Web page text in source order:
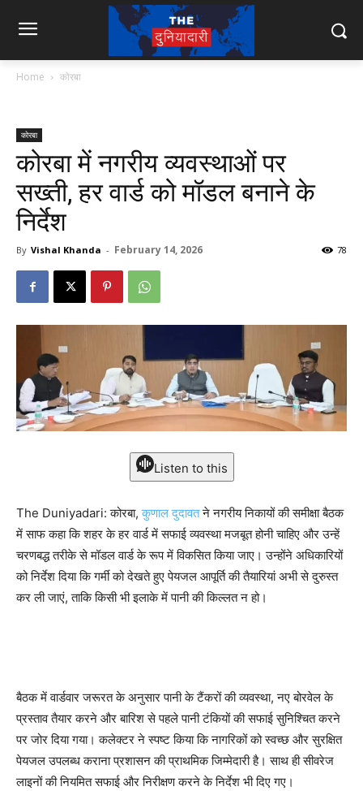
Home कोरबा
कोरबा
कोरबा में नगरीय व्यवस्थाओं पर
सख्ती, हर वार्ड को मॉडल बनाने के
निर्देश
By Vishal Khanda - February 14, 2026 78
Listen to this
The Duniyadari: कोरबा,कुणाल दुदावतने नगरीय निकायों की समीक्षा बैठक
में साफ कहा कि शहर के हर वार्ड में सफाई व्यवस्था मजबूत होनी चाहिए और उन्हें
चरणबद्ध तरीके से मॉडल वार्ड के रूप में विकसित किया जाए। उन्होंने अधिकारियों
को निर्देश दिया कि गर्मी को देखते हुए पेयजल आपूर्ति की तैयारियां अभी से दुरुस्त
कर ली जाएं, ताकि किसी भी इलाके में पानी की किल्लत न हो।
बैठक में वार्डवार जरूरत के अनुसार पानी के टैंकरों की व्यवस्था, नए बोरवेल के
प्रस्ताव तैयार करने और बारिश से पहले पानी टंकियों की सफाई सुनिश्चित करने
पर जोर दिया गया। कलेक्टर ने स्पष्ट किया कि नागरिकों को स्वच्छ और सुरक्षित
पेयजल उपलब्ध कराना प्रशासन की प्राथमिक जिम्मेदारी है। साथ ही सीवरेज
लाइनों की नियमित सफाई और निरीक्षण करने के निर्देश भी दिए गए।